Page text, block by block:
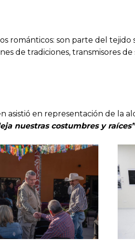
románticos: son parte del
de tradiciones, transmisores
asistió en representación de la
nuestras costumbres y